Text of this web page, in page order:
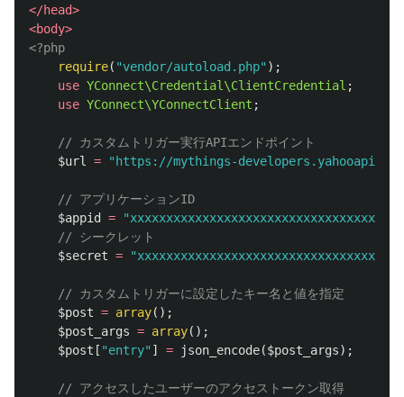
</head>
<body>
<?php
require( "vendor/autoload.php" );
use YConnect\Credential\ClientCredential ;
use YConnect\YConnectClient ;
// カスタムトリガー実行APIエンドポイント
$url = "https://mythings-developers.yahooapis.jp/
// アプリケーションID
$appid
=
// シークレット
$secret =
// カスタムトリガーに設定したキー名と値を指定
$post = array();
$post_args = array();
$post [ "entry" ] = json_encode($post_args);
// アクセスしたユーザーのアクセストークン取得